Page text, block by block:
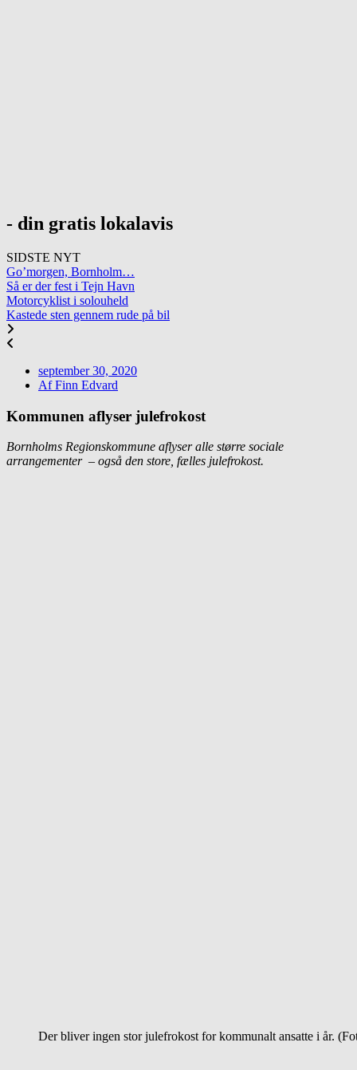
- din gratis lokalavis
SIDSTE NYT
Go’morgen, Bornholm…
Så er der fest i Tejn Havn
Motorcyklist i solouheld
Kastede sten gennem rude på bil
september 30, 2020
AfFinn Edvard
Kommunen aflyser julefrokost
Bornholms Regionskommune aflyser alle større sociale
arrangementer – også den store, fælles julefrokost.
Der bliver ingen stor julefrokost for kommunalt ansatte i år.